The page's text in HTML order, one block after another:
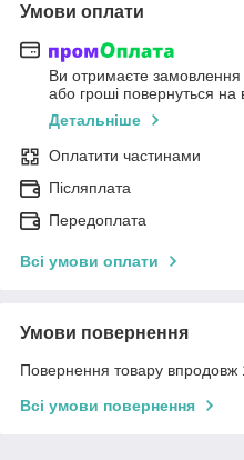
Умови оплати
Ви отримаєте замовлення
або гроші повернуться на
Детальніше
Оплатити частинами
Післяплата
Передоплата
Всі умови оплати
Умови повернення
Повернення товару впродовж
Всі умови повернення